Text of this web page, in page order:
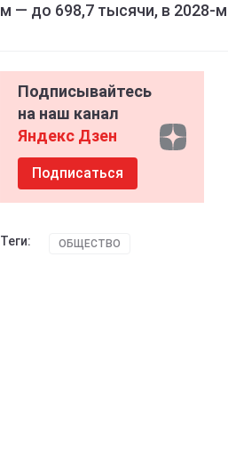
м — до 698,7 тысячи, в 2028-
Подписывайтесь
на наш канал
Яндекс Дзен
Подписаться
Теги: ОБЩЕСТВО